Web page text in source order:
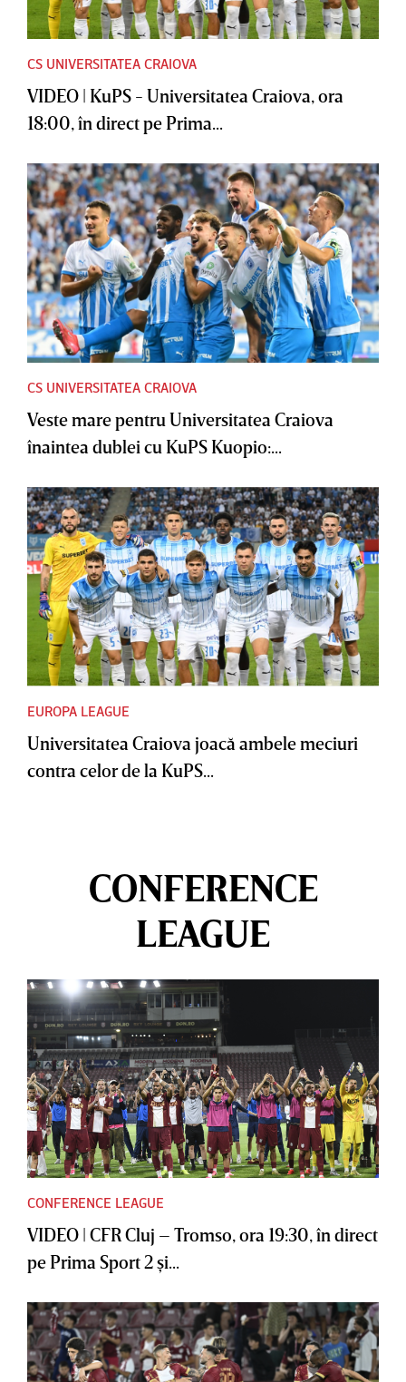
CS UNIVERSITATEA CRAIOVA
VIDEO | KuPS - Universitatea Craiova, ora
18:00, în direct pe Prima...
CS UNIVERSITATEA CRAIOVA
Veste mare pentru Universitatea Craiova
înaintea dublei cu KuPS Kuopio:...
EUROPA LEAGUE
Universitatea Craiova joacă ambele meciuri
contra celor de la KuPS...
CONFERENCE
LEAGUE
CONFERENCE LEAGUE
VIDEO | CFR Cluj – Tromso, ora 19:30, în direct
pe Prima Sport 2 şi...